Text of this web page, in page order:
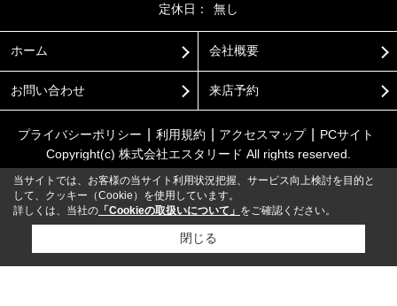
定休日：
無し
ホーム 会社概要
お問い合わせ 来店予約
プライバシーポリシー 利用規約 アクセスマップ
PCサイト
Copyright(c) 株式会社エスタリード All rights reserved.
当サイトでは、お客様の当サイト利用状況把握、サービス向上検討を目的と
して、クッキー（Cookie）を使用しています。
詳しくは、当社の 「Cookieの取扱いについて」 をご確認ください。
閉じる